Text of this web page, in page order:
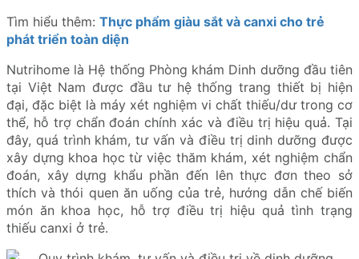
Tìm hiểu thêm: Thực phẩm giàu sắt và canxi cho trẻ
phát triển toàn diện
Nutrihome là Hệ thống Phòng khám Dinh dưỡng đầu tiên
tại Việt Nam được đầu tư hệ thống trang thiết bị hiện
đại, đặc biệt là máy xét nghiệm vi chất thiếu/dư trong cơ
thể, hỗ trợ chẩn đoán chính xác và điều trị hiệu quả. Tại
đây, quá trình khám, tư vấn và điều trị dinh dưỡng được
xây dựng khoa học từ việc thăm khám, xét nghiệm chẩn
đoán, xây dựng khẩu phần đến lên thực đơn theo sở
thích và thói quen ăn uống của trẻ, hướng dẫn chế biến
món ăn khoa học, hỗ trợ điều trị hiệu quả tình trạng
thiếu canxi ở trẻ.